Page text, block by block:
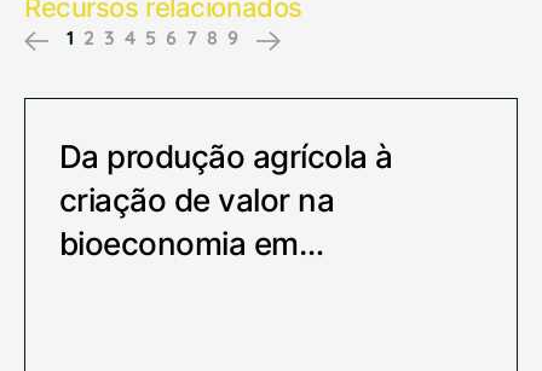
Recursos relacionados
Previous
1 2 3 4 5 6 7 8 9
Da produção agrícola à
criação de valor na
bioeconomia em…